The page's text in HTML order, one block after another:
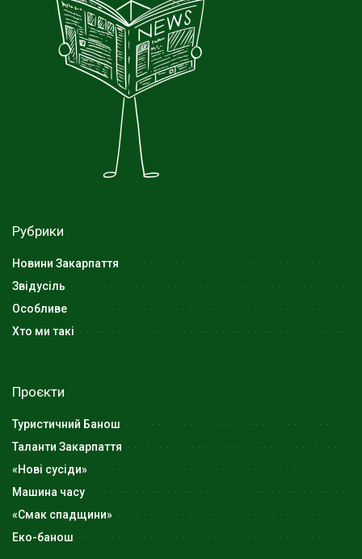
Рубрики
Новини Закарпаття
Звідусіль
Особливе
Хто ми такі
Проєкти
Туристичний Банош
Таланти Закарпаття
«Нові сусіди»
Машина часу
«Смак спадщини»
Еко-банош